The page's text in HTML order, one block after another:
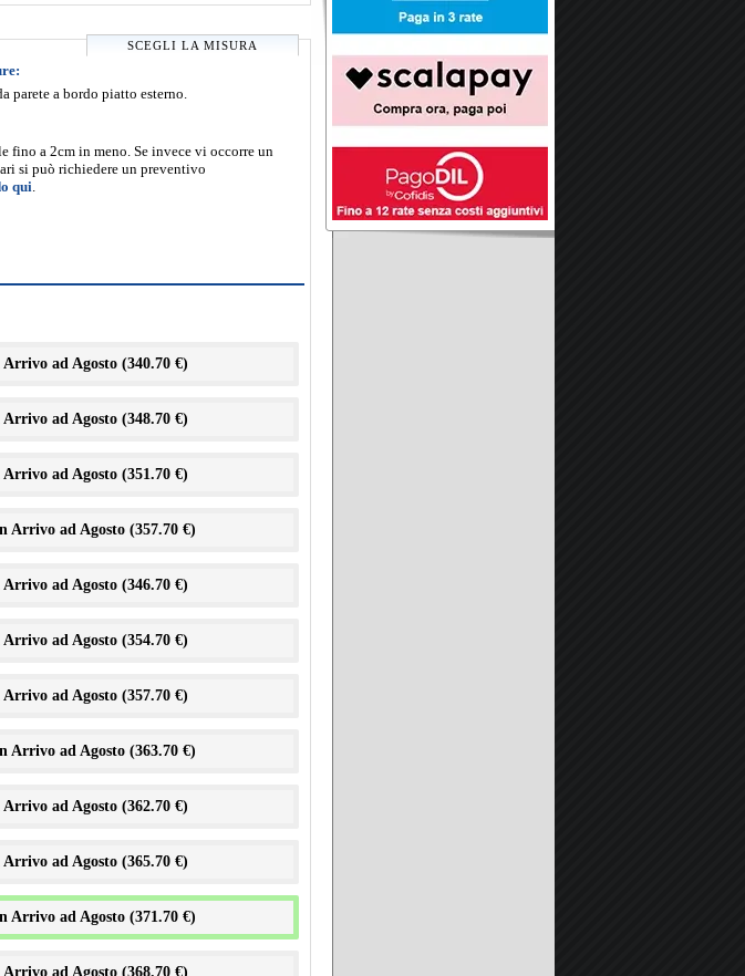
SCEGLI LA MISURA
parete a bordo piatto esterno.
fino a 2cm in meno. Se invece vi occorre un
si può richiedere un preventivo
qui.
ad Agosto (340.70 €)
ad Agosto (348.70 €)
ad Agosto (351.70 €)
Arrivo ad Agosto (357.70 €)
ad Agosto (346.70 €)
ad Agosto (354.70 €)
ad Agosto (357.70 €)
Arrivo ad Agosto (363.70 €)
ad Agosto (362.70 €)
ad Agosto (365.70 €)
Arrivo ad Agosto (371.70 €)
ad Agosto (368.70 €)